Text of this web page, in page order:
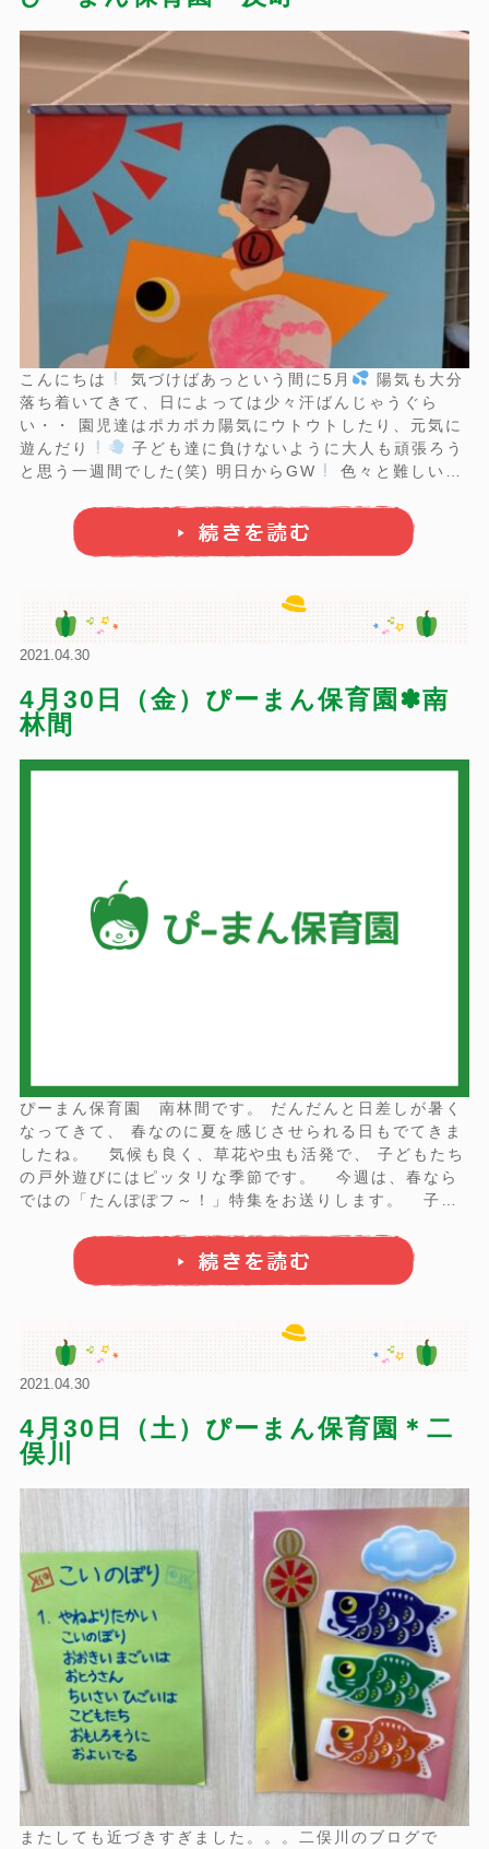
こんにちは 気づけばあっという間に5月
陽気も大分
落ち着いてきて、日によっては少々汗ばんじゃうぐら
い・・ 園児達はポカポカ陽気にウトウトしたり、元気に
遊んだり
子ども達に負けないように大人も頑張ろう
と思う一週間でした(笑) 明日からGW
色々と難しいタ
今週の園児達
ち始めたいちご組
...
2021.04.30
4月30日（金）ぴーまん保育園✽南
林間
ぴーまん保育園 南林間です。 だんだんと日差しが暑く
なってきて、 春なのに夏を感じさせられる日もでてきま
したね。 気候も良く、草花や虫も活発で、 子どもたち
の戸外遊びにはピッタリな季節です。 今週は、春なら
ではの「たんぽぽフ～！」特集をお送りします。 子ど
の！ その嬉しそうな表情にご注目ください☆ ＜THE
フ～！＞ ふーーー ...
2021.04.30
4月30日（土）ぴーまん保育園＊二
俣川
またしても近づきすぎました。。。二俣川のブログで